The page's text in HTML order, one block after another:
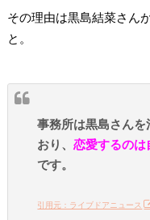
その理由は黒島結菜さん
と。
事務所は黒島さん
おり、恋愛するのは
です。
引用元：ライブドアニュース